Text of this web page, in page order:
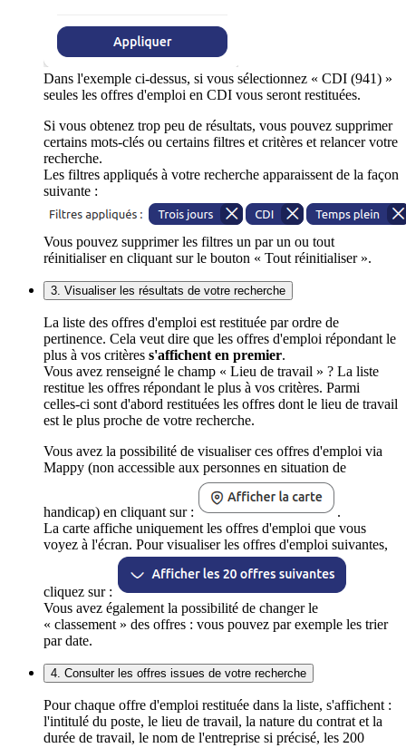
Dans l'exemple ci-dessus, si vous sélectionnez « CDI (941) »
seules les offres d'emploi en CDI vous seront restituées.
Si vous obtenez trop peu de résultats, vous pouvez supprimer
certains mots-clés ou certains filtres et critères et relancer votre
recherche.
Les filtres appliqués à votre recherche apparaissent de la façon
suivante :
Vous pouvez supprimer les filtres un par un ou tout
réinitialiser en cliquant sur le bouton « Tout réinitialiser ».
3. Visualiser les résultats de votre recherche
La liste des offres d'emploi est restituée par ordre de
pertinence. Cela veut dire que les offres d'emploi répondant le
plus à vos critères s'affichent en premier.
Vous avez renseigné le champ « Lieu de travail » ? La liste
restitue les offres répondant le plus à vos critères. Parmi
celles-ci sont d'abord restituées les offres dont le lieu de travail
est le plus proche de votre recherche.
Vous avez la possibilité de visualiser ces offres d'emploi via
Mappy (non accessible aux personnes en situation de
handicap) en cliquant sur :
.
La carte affiche uniquement les offres d'emploi que vous
voyez à l'écran. Pour visualiser les offres d'emploi suivantes,
cliquez sur :
Vous avez également la possibilité de changer le
« classement » des offres : vous pouvez par exemple les trier
par date.
4. Consulter les offres issues de votre recherche
Pour chaque offre d'emploi restituée dans la liste, s'affichent :
l'intitulé du poste, le lieu de travail, la nature du contrat et la
durée de travail, le nom de l'entreprise si précisé, les 200